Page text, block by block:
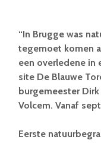
“In Brugge was
tegemoet komen
een overledene in
site De Blauwe
burgemeester
Volcem. Vanaf
Eerste